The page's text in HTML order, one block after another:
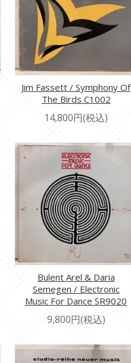
Jim Fassett / Symphony Of
The Birds C1002
14,800円(税込)
Bulent Arel & Daria
Semegen / Electronic
Music For Dance SR9020
9,800円(税込)